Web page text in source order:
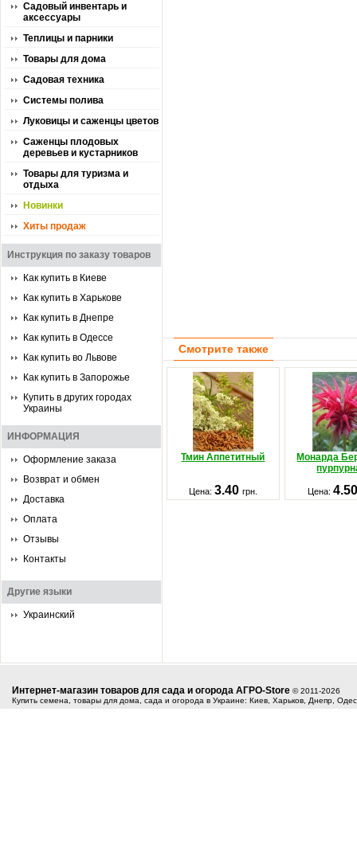
Садовый инвентарь и
аксессуары
Теплицы и парники
Товары для дома
Садовая техника
Системы полива
Луковицы и саженцы цветов
Саженцы плодовых
деревьев и кустарников
Товары для туризма и
отдыха
Новинки
Хиты продаж
Инструкция по заказу товаров
Как купить в Киеве
Как купить в Харькове
Как купить в Днепре
Как купить в Одессе
Как купить во Львове
Как купить в Запорожье
Купить в других городах
Украины
ИНФОРМАЦИЯ
Оформление заказа
Возврат и обмен
Доставка
Оплата
Отзывы
Контакты
Другие языки
Украинский
Смотрите также
Тмин Аппетитный
Монарда
Цена: 3.40 грн. Цена:
Интернет-магазин товаров для сада и огорода АГРО-Store © 2011-2026
Купить семена, товары для дома, сада и огорода в Украине: Киев, Харьков, Днепр,